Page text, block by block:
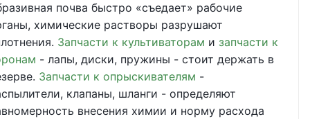
почва быстро «съедает» рабочие
химические растворы разрушают
Запчасти к культиваторам и запчасти к
- лапы, диски, пружины - стоит держать в
Запчасти к опрыскивателям -
клапаны, шланги - определяют
внесения химии и норму расхода